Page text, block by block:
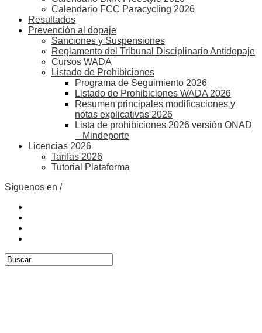
Calendario FCC Paracycling 2026
Resultados
Prevención al dopaje
Sanciones y Suspensiones
Reglamento del Tribunal Disciplinario Antidopaje
Cursos WADA
Listado de Prohibiciones
Programa de Seguimiento 2026
Listado de Prohibiciones WADA 2026
Resumen principales modificaciones y
notas explicativas 2026
Lista de prohibiciones 2026 versión ONAD
– Mindeporte
Licencias 2026
Tarifas 2026
Tutorial Plataforma
Síguenos en /